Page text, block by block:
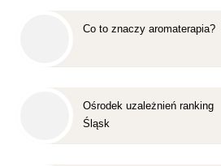
Co to znaczy aromaterapia?
Ośrodek uzależnień ranking
Śląsk